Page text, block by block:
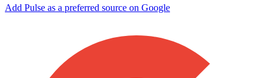
Add Pulse as a preferred source on Google